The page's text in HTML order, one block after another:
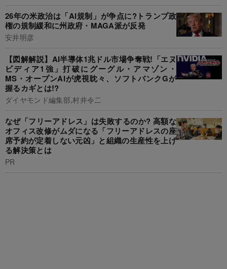
26年の米政治は「AI規制」が争点に?トランプ政
権の規制緩和に州政府・MAGA派が反発
安井明彦
【図解解説】AI半導体1兆ドル市場争奪戦!「エヌ
ビディア1強」打破にグーグル・アマゾン・
MS・オープンAIが虎視眈々、ソフトバンクGが
握るカギとは!?
ダイヤモンド編集部,村井令二
なぜ「フリーアドレス」は失敗するのか? 高額な
オフィス改修がムダになる「フリーアドレスの座
席予約が定着しない元凶」と組織の生産性を上げ
る解決策とは
PR